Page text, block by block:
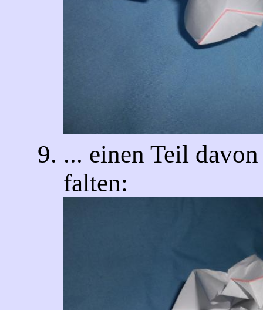
... einen Teil
falten: